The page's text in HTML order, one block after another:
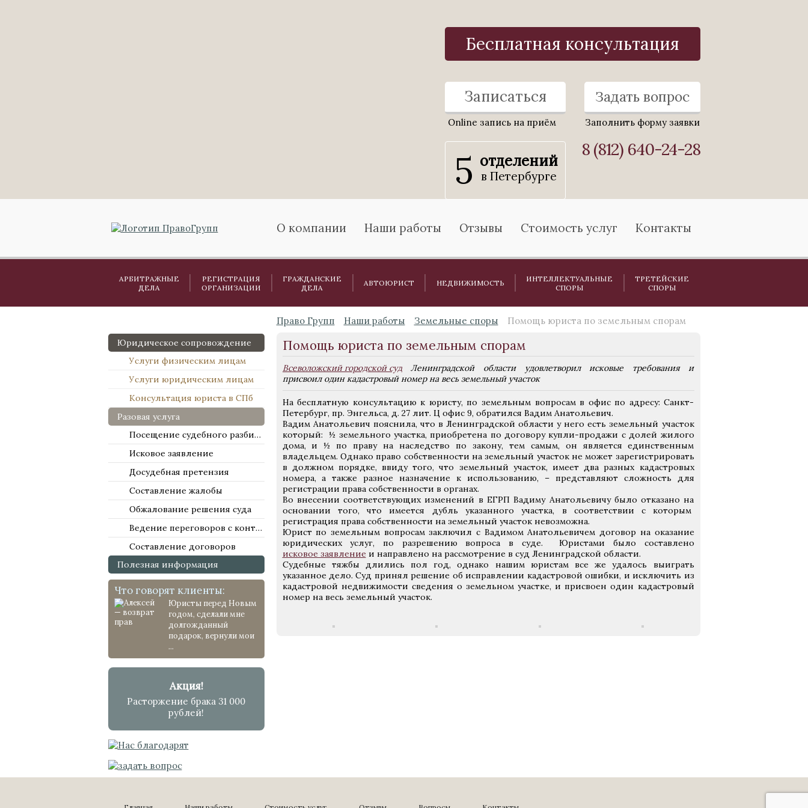
Бесплатная консультация
Записаться
Online запись на приём
Задать вопрос
Заполнить форму заявки
5 отделений
в Петербурге
8 (812) 640-24-28
О компании Наши работы Отзывы Стоимость услуг Контакты
АРБИТРАЖНЫЕ
ДЕЛА
РЕГИСТРАЦИЯ
ОРГАНИЗАЦИИ
ГРАЖДАНСКИЕ
ДЕЛА
АВТОЮРИСТ НЕДВИЖИМОСТЬ
ИНТЕЛЛЕКТУАЛЬНЫЕ
СПОРЫ
ТРЕТЕЙСКИЕ
СПОРЫ
Юридическое сопровождение
Услуги физическим лицам
Услуги юридическим лицам
Консультация юриста в СПб
Разовая услуга
Посещение судебного разбирательства
Исковое заявление
Досудебная претензия
Составление жалобы
Обжалование решения суда
Ведение переговоров с контрагентами
Составление договоров
Полезная информация
Что говорят клиенты:
Юристы перед Новым
годом, сделали мне
долгожданный
подарок, вернули мои
...
Акция!
Расторжение брака 31 000
рублей!
Право Групп Наши работы Земельные споры Помощь юриста по земельным спорам
Помощь юриста по земельным спорам
Всеволожский городской судЛенинградской области удовлетворил исковые требования и
присвоил один кадастровый номер на весь земельный участок
На бесплатную консультацию к юристу, по земельным вопросам в офис по адресу: Санкт-
Петербург, пр. Энгельса, д. 27 лит. Ц офис 9, обратился Вадим Анатольевич.
Вадим Анатольевич пояснила, что в Ленинградской области у него есть земельный участок
который: ½ земельного участка, приобретена по договору купли-продажи с долей жилого
дома, и ½ по праву на наследство по закону, тем самым, он является единственным
владельцем. Однако право собственности на земельный участок не может зарегистрировать
в должном порядке, ввиду того, что земельный участок, имеет два разных кадастровых
номера, а также разное назначение к использованию, – представляют сложность для
регистрации права собственности в органах.
Во внесении соответствующих изменений в ЕГРП Вадиму Анатольевичу было отказано на
основании того, что имеется дубль указанного участка, в соответствии с которым
регистрация права собственности на земельный участок невозможна.
Юрист по земельным вопросам заключил с Вадимом Анатольевичем договор на оказание
юридических услуг, по разрешению вопроса в суде. Юристами было составлено
исковое заявление и направлено на рассмотрение в суд Ленинградской области.
Судебные тяжбы длились пол год, однако нашим юристам все же удалось выиграть
указанное дело. Суд принял решение об исправлении кадастровой ошибки, и исключить из
кадастровой недвижимости сведения о земельном участке, и присвоен один кадастровый
номер на весь земельный участок.